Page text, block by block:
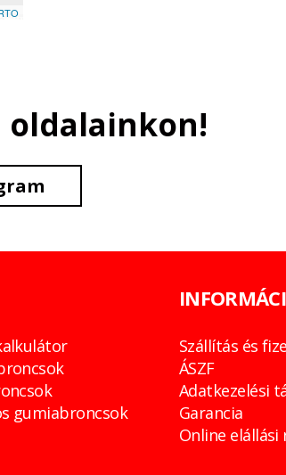
oldalainkon!
gumiabroncsok
Szállítás és
ÁSZF
Adatkezelési
Garancia
Online